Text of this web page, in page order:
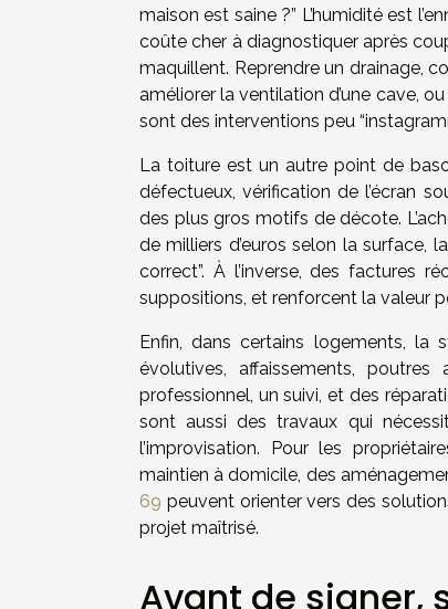
maison est saine ?” L’humidité est
coûte cher à diagnostiquer après
maquillent. Reprendre un drainage,
améliorer la ventilation d’une cave,
sont des interventions peu
La toiture est un autre point de
défectueux, vérification de l’écran
des plus gros motifs de décote.
de milliers d’euros selon la surface,
correct”. À l’inverse, des factures
suppositions, et renforcent la valeur
Enfin, dans certains logements, la
évolutives, affaissements,
professionnel, un suivi, et des
sont aussi des travaux qui
l’improvisation. Pour les
maintien à domicile, des
69 peuvent orienter vers des
projet maîtrisé.
Avant de signer,